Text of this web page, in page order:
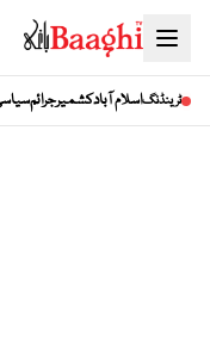
ٹرینڈنگاسلام آبادکشمیرجرائم